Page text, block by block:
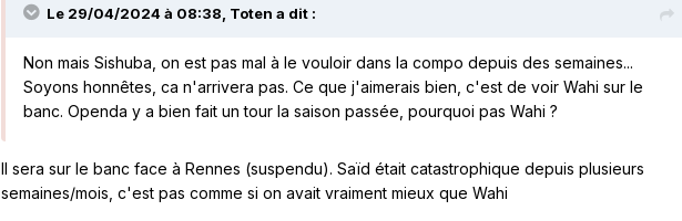
Le 29/04/2024 à 08:38, Toten a dit :
Non mais Sishuba, on est pas mal à le vouloir dans la compo depuis des semaines...
Soyons honnêtes, ca n'arrivera pas. Ce que j'aimerais bien, c'est de voir Wahi sur le
banc. Openda y a bien fait un tour la saison passée, pourquoi pas Wahi ?
Il sera sur le banc face à Rennes (suspendu). Saïd était catastrophique depuis plusieurs
semaines/mois, c'est pas comme si on avait vraiment mieux que Wahi